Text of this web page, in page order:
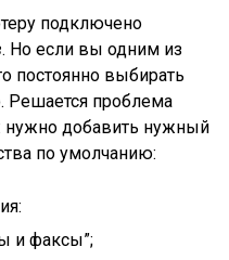
подключено
. Но если вы одним из
постоянно выбирать
Решается проблема
нужно добавить нужный
по умолчанию:
и факсы”;